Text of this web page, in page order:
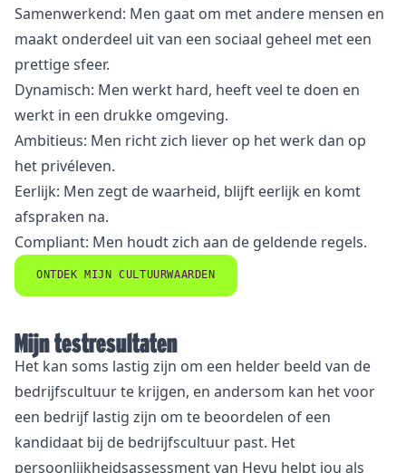
Samenwerkend: Men gaat om met andere mensen en
maakt onderdeel uit van een sociaal geheel met een
prettige sfeer.
Dynamisch: Men werkt hard, heeft veel te doen en
werkt in een drukke omgeving.
Ambitieus: Men richt zich liever op het werk dan op
het privéleven.
Eerlijk: Men zegt de waarheid, blijft eerlijk en komt
afspraken na.
Compliant: Men houdt zich aan de geldende regels.
ONTDEK MIJN CULTUURWAARDEN
Mijn testresultaten
Het kan soms lastig zijn om een helder beeld van de
bedrijfscultuur te krijgen, en andersom kan het voor
een bedrijf lastig zijn om te beoordelen of een
kandidaat bij de bedrijfscultuur past. Het
persoonlijkheidsassessment van Heyu helpt jou als